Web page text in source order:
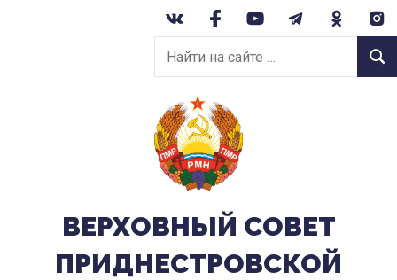
Найти
на
сайте:
ВЕРХОВНЫЙ CОВЕТ
ПРИДНЕСТРОВСКОЙ